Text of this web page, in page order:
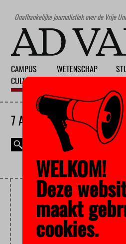
Onafhankelijke journalistiek over de Vrije
CAMPUS
CULTUUR
WETENSCHAP
7 AUGUSTUS 2026
WELKOM!
Deze
maakt
cookies.